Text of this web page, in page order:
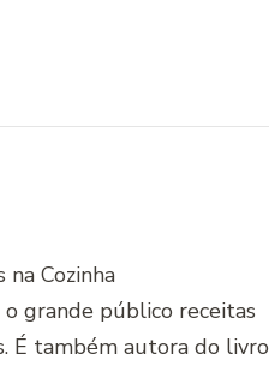
Cozinha
o grande público receitas
É também autora do livro